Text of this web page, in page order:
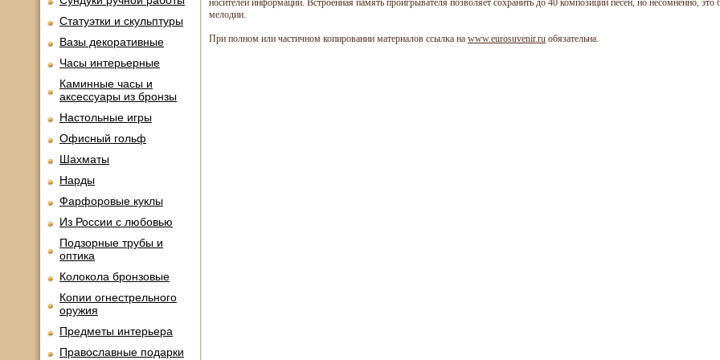
Статуэтки и скульптуры
Вазы декоративные
Часы интерьерные
Каминные часы и
аксессуары из бронзы
Настольные игры
Офисный гольф
Шахматы
Нарды
Фарфоровые куклы
Из России с любовью
Подзорные трубы и
оптика
Колокола бронзовые
Копии огнестрельного
оружия
Предметы интерьера
Православные подарки
носителей информации. Встроенная память проигрывателя позволяет сохранить до 40 композиций песен, но несомненно,
мелодии.
При полном или частичном копировании материалов ссылка на www.eurosuvenir.ru обязательна.